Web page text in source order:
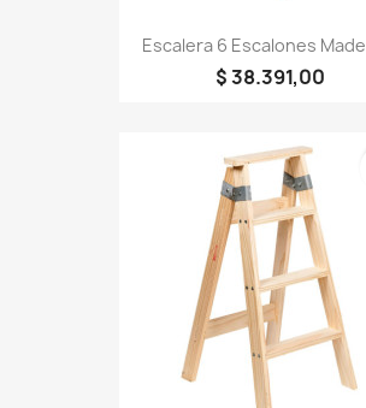
Escalera 6 Escalones
$ 38.391,00